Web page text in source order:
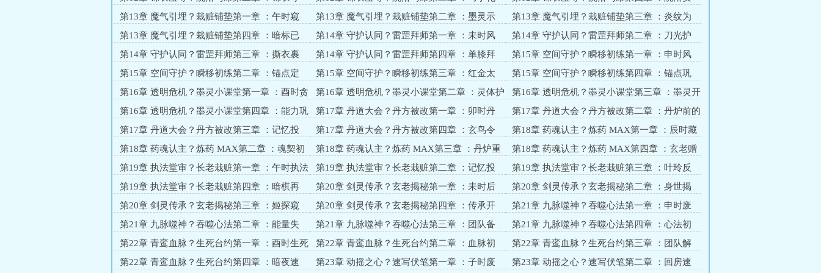
衅？冲突初燃
难？暖意破冰
顿？伏笔暗埋
第13章 魔气引埋？栽赃铺垫第一章 ：午时窥
伺？黑罐藏邪
第13章 魔气引埋？栽赃铺垫第二章 ：墨灵示
警？爪探魔踪
第13章 魔气引埋？栽赃铺垫第三章 ：炎纹为
记？暗标后手
第13章 魔气引埋？栽赃铺垫第四章 ：暗标已
立？危机暗伏
第14章 守护认同？雷罡拜师第一章 ：未时风
动？盗影潜院
第14章 守护认同？雷罡拜师第二章 ：刀光护
瑶？背染血痕
第14章 守护认同？雷罡拜师第三章 ：撕衣裹
伤？药膏暖心
第14章 守护认同？雷罡拜师第四章 ：单膝拜
师？盟约立心
第15章 空间守护？瞬移初练第一章 ：申时风
暖？墨灵开教
第15章 空间守护？瞬移初练第二章 ：锚点定
心？再试成功
第15章 空间守护？瞬移初练第三章 ：红金太
极？协同初显
第15章 空间守护？瞬移初练第四章 ：锚点巩
固？暗流隐现
第16章 透明危机？墨灵小课堂第一章 ：酉时贪
快？左臂透明
第16章 透明危机？墨灵小课堂第二章 ：灵体护
持？金光修复
第16章 透明危机？墨灵小课堂第三章 ：墨灵开
课？锚点精讲
第16章 透明危机？墨灵小课堂第四章 ：能力巩
固？暗埋伏笔
第17章 丹道大会？丹方被改第一章 ：卯时丹
堂？虚伪邀约
第17章 丹道大会？丹方被改第二章 ：丹炉前的
暗流
第17章 丹道大会？丹方被改第三章 ：记忆投
影？真相乍现
第17章 丹道大会？丹方被改第四章 ：玄鸟令
牌？山门外的杀机
第18章 药魂认主？炼药 MAX第一章 ：辰时藏
书阁？残魂初醒
第18章 药魂认主？炼药 MAX第二章 ：魂契初
定？药香暗浮
第18章 药魂认主？炼药 MAX第三章 ：丹炉重
燃？药香证清白
第18章 药魂认主？炼药 MAX第四章 ：玄老赠
符？暗棋已落
第19章 执法堂审？长老栽赃第一章 ：午时执法
堂？恶人先告状
第19章 执法堂审？长老栽赃第二章 ：记忆投
影？铁证破局
第19章 执法堂审？长老栽赃第三章 ：叶玲反
水？长老狗急跳墙
第19章 执法堂审？长老栽赃第四章 ：暗棋再
动？危机未消
第20章 剑灵传承？玄老揭秘第一章 ：未时后
山？竹林密谈
第20章 剑灵传承？玄老揭秘第二章 ：身世揭
晓？使命传承
第20章 剑灵传承？玄老揭秘第三章 ：姬探窥
伺？危机暗伏
第20章 剑灵传承？玄老揭秘第四章 ：传承开
启？团队凝力
第21章 九脉噬神？吞噬心法第一章 ：申时废
院？心法开讲
第21章 九脉噬神？吞噬心法第二章 ：能量失
控？创生调和
第21章 九脉噬神？吞噬心法第三章 ：团队备
战？蛮牛初成
第21章 九脉噬神？吞噬心法第四章 ：心法初
成？挑战将至
第22章 青鸾血脉？生死台约第一章 ：酉时生死
台？傲娇挑约
第22章 青鸾血脉？生死台约第二章 ：血脉初
显？护灵暗动
第22章 青鸾血脉？生死台约第三章 ：团队解
惑？备战深化
第22章 青鸾血脉？生死台约第四章 ：暗夜速 第23章 动摇之心？速写伏笔第一章 ：子时废 第23章 动摇之心？速写伏笔第二章 ：回房速